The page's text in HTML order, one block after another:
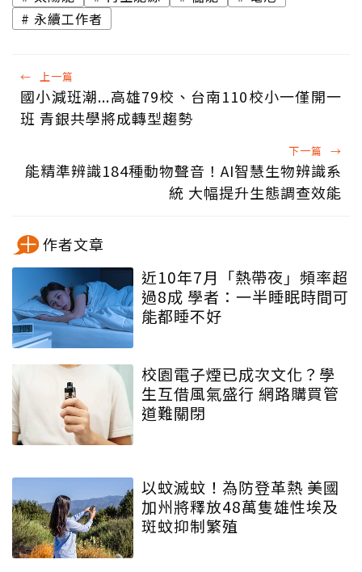
永續工作者
← 上一篇
國小減班潮...高雄79校、台南110校小一僅開一
班 青銀共學將成轉型趨勢
下一篇 →
能精準辨識184種動物聲音！AI智慧生物辨識系
統 大幅提升生態調查效能
作者文章
近10年7月「熱帶夜」頻率超
過8成 學者：一半睡眠時間可
能都睡不好
校園電子煙已成次文化？學
生互借風氣盛行 網路購買管
道難關閉
以蚊滅蚊！為防登革熱 美國
加州將釋放48萬隻雄性埃及
斑蚊抑制繁殖